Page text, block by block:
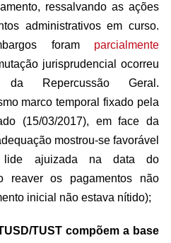
ressalvando as ações
administrativos em curso.
foram parcialmente
jurisprudencial ocorreu
Repercussão Geral.
marco temporal fixado pela
(15/03/2017), em face da
mostrou-se favorável
lide ajuizada na data do
reaver os pagamentos não
inicial não estava nítido);
TUST compõem a base